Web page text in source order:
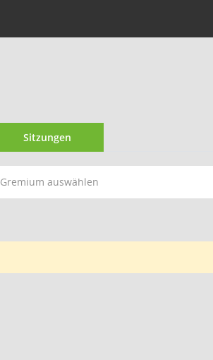
Sitzungen
Gremium auswählen